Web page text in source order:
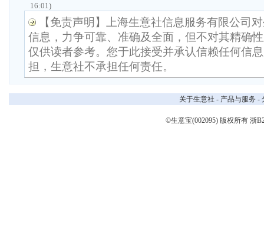
16:01)
【免责声明】上海生意社信息服务有限公司
信息，力争可靠、准确及全面，但不对其精确
仅供读者参考。您于此接受并承认信赖任何信
担，生意社不承担任何责任。
关于生意社 - 产品与服务 -
©生意宝(002095) 版权所有 浙